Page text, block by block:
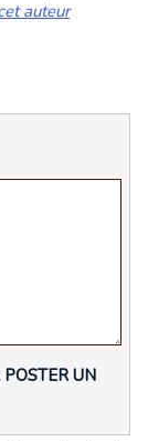
auteur
UN